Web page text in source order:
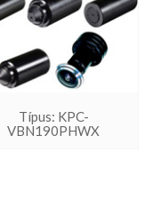
Típus: KPC-
VBN190PHWX